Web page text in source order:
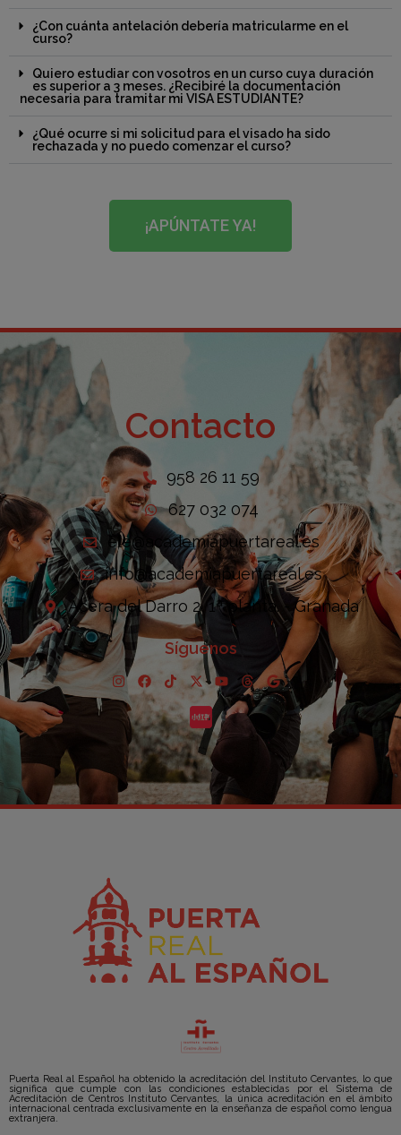
¿Con cuánta antelación debería matricularme en el
curso?
Quiero estudiar con vosotros en un curso cuya duración
es superior a 3 meses. ¿Recibiré la documentación
necesaria para tramitar mi VISA ESTUDIANTE?
¿Qué ocurre si mi solicitud para el visado ha sido
rechazada y no puedo comenzar el curso?
¡APÚNTATE YA!
Contacto
958 26 11 59
627 032 074
ele@academiapuertareal.es
info@academiapuertareal.es
Acera del Darro 2, 1ª planta. - Granada
Síguenos
Puerta Real al Español ha obtenido la acreditación del Instituto Cervantes, lo que
significa que cumple con las condiciones establecidas por el Sistema de
Acreditación de Centros Instituto Cervantes, la única acreditación en el ámbito
internacional centrada exclusivamente en la enseñanza de español como lengua
extranjera.